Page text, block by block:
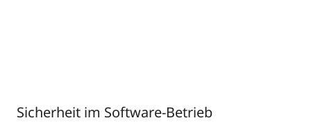
Sicherheit im Software-Betrieb